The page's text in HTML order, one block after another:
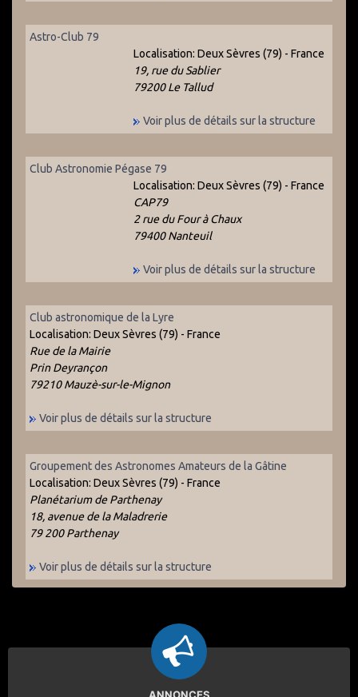
Astro-Club 79
Localisation: Deux Sèvres (79) - France
19, rue du Sablier
79200 Le Tallud
Voir plus de détails sur la structure
Club Astronomie Pégase 79
Localisation: Deux Sèvres (79) - France
CAP79
2 rue du Four à Chaux
79400 Nanteuil
Voir plus de détails sur la structure
Club astronomique de la Lyre
Localisation: Deux Sèvres (79) - France
Rue de la Mairie
Prin Deyrançon
79210 Mauzè-sur-le-Mignon
Voir plus de détails sur la structure
Groupement des Astronomes Amateurs de la Gâtine
Localisation: Deux Sèvres (79) - France
Planétarium de Parthenay
18, avenue de la Maladrerie
79 200 Parthenay
Voir plus de détails sur la structure